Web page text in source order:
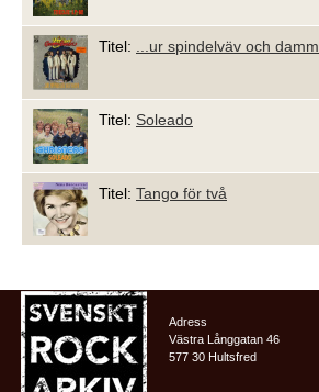
Titel: ...ur spindelväv och damm
Titel: Soleado
Titel: Tango för två
Adress
Västra Långgatan 46
577 30 Hultsfred